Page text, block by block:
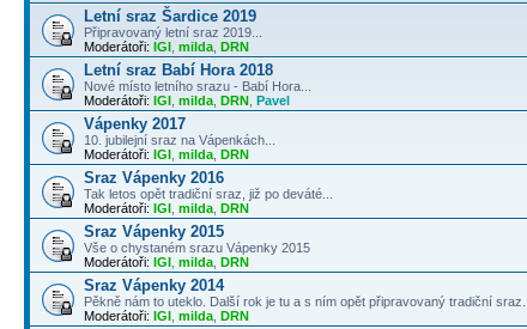
Letní sraz Šardice 2019
Připravovaný letní sraz 2019...
Moderátoři: IGI milda DRN
Letní sraz Babí Hora 2018
Nové místo letního srazu - Babí Hora...
Moderátoři: IGI milda DRN Pavel
Vápenky 2017
10. jubilejní sraz na Vápenkách...
Moderátoři: IGI milda DRN
Sraz Vápenky 2016
Tak letos opět tradiční sraz, již po deváté...
Moderátoři: IGI milda DRN
Sraz Vápenky 2015
Vše o chystaném srazu Vápenky 2015
Moderátoři: IGI milda DRN
Sraz Vápenky 2014
Pěkně nám to uteklo. Další rok je tu a s ním opět připravovaný tradiční sraz...
Moderátoři: IGI milda DRN